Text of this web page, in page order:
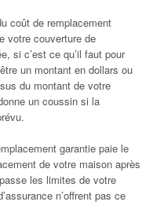
coût de remplacement
votre couverture de
si c’est ce qu’il faut pour
un montant en dollars ou
du montant de votre
un coussin si la
garantie paie le
de votre maison après
les limites de votre
n’offrent pas ce